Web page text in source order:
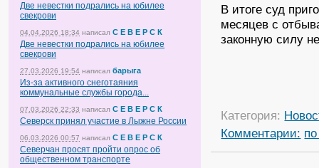
Две невестки подрались на юбилее
свекрови
04.04.2026 18:34 написал С Е В Е Р С К
Две невестки подрались на юбилее
свекрови
27.03.2026 19:54 написал барыга
Из-за активного снеготаяния
коммунальные службы города...
07.03.2026 22:33 написал С Е В Е Р С К
Северск принял участие в Лыжне России
06.03.2026 00:57 написал С Е В Е Р С К
Северчан просят пройти опрос об
общественном транспорте
В итоге суд
месяцев с
законную силу
Категория:
Комментарии: